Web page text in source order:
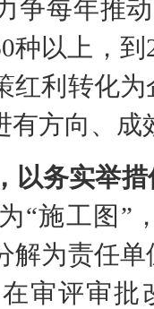
争每年推
种以上，
红利转化
有方向、成
以务实举
“施工图”
解为责任
审评审